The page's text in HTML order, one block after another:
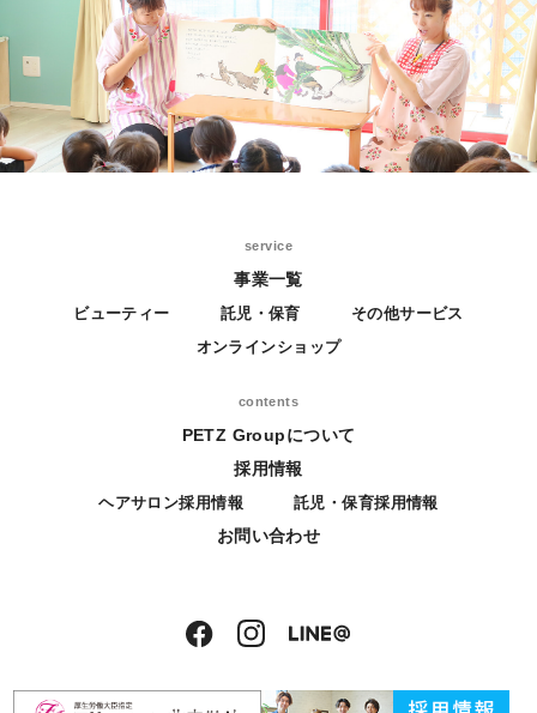
service
事業一覧
ビューティー 託児・保育
その他サービス
オンラインショップ
contents
PETZ Groupについて
採用情報
ヘアサロン採用情報 託児・保育採用情報
お問い合わせ